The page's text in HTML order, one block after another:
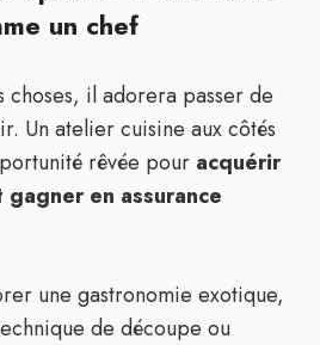
un chef
choses, il adorera passer de
Un atelier cuisine aux côtés
rêvée pour acquérir
en assurance
une gastronomie exotique,
de découpe ou